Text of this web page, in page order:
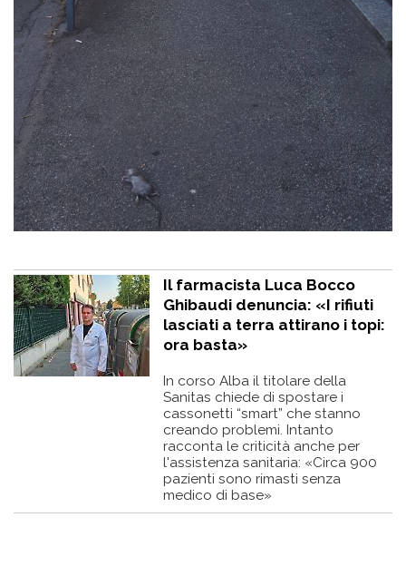
Il farmacista Luca Bocco
Ghibaudi denuncia: «I rifiuti
lasciati a terra attirano i topi:
ora basta»
In corso Alba il titolare della
Sanitas chiede di spostare i
cassonetti “smart” che stanno
creando problemi. Intanto
racconta le criticità anche per
l'assistenza sanitaria: «Circa 900
pazienti sono rimasti senza
medico di base»